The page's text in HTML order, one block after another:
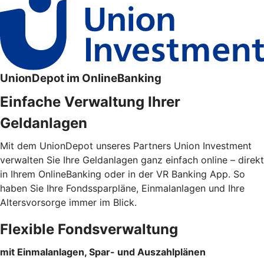
UnionDepot im OnlineBanking
Einfache Verwaltung Ihrer
Geldanlagen
Mit dem UnionDepot unseres Partners Union Investment
verwalten Sie Ihre Geldanlagen ganz einfach online – direkt
in Ihrem OnlineBanking oder in der VR Banking App. So
haben Sie Ihre Fondssparpläne, Einmalanlagen und Ihre
Altersvorsorge immer im Blick.
Flexible Fondsverwaltung
mit Einmalanlagen, Spar- und Auszahlplänen